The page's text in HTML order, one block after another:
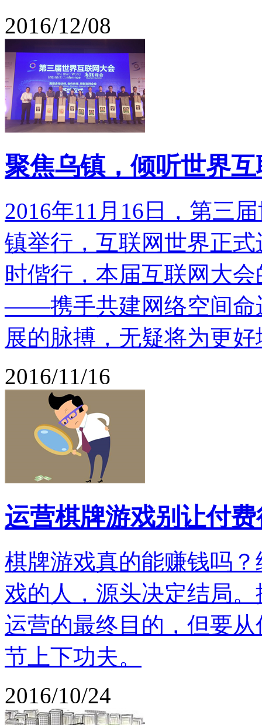
2016/12/08
聚焦乌镇，倾听世界
2016年11月16日，第三
镇举行，互联网世界正
时偕行，本届互联网大
——携手共建网络空间命
展的脉搏，无疑将为更
2016/11/16
运营棋牌游戏别让付
棋牌游戏真的能赚钱吗
戏的人，源头决定结局
运营的最终目的，但要
节上下功夫。
2016/10/24